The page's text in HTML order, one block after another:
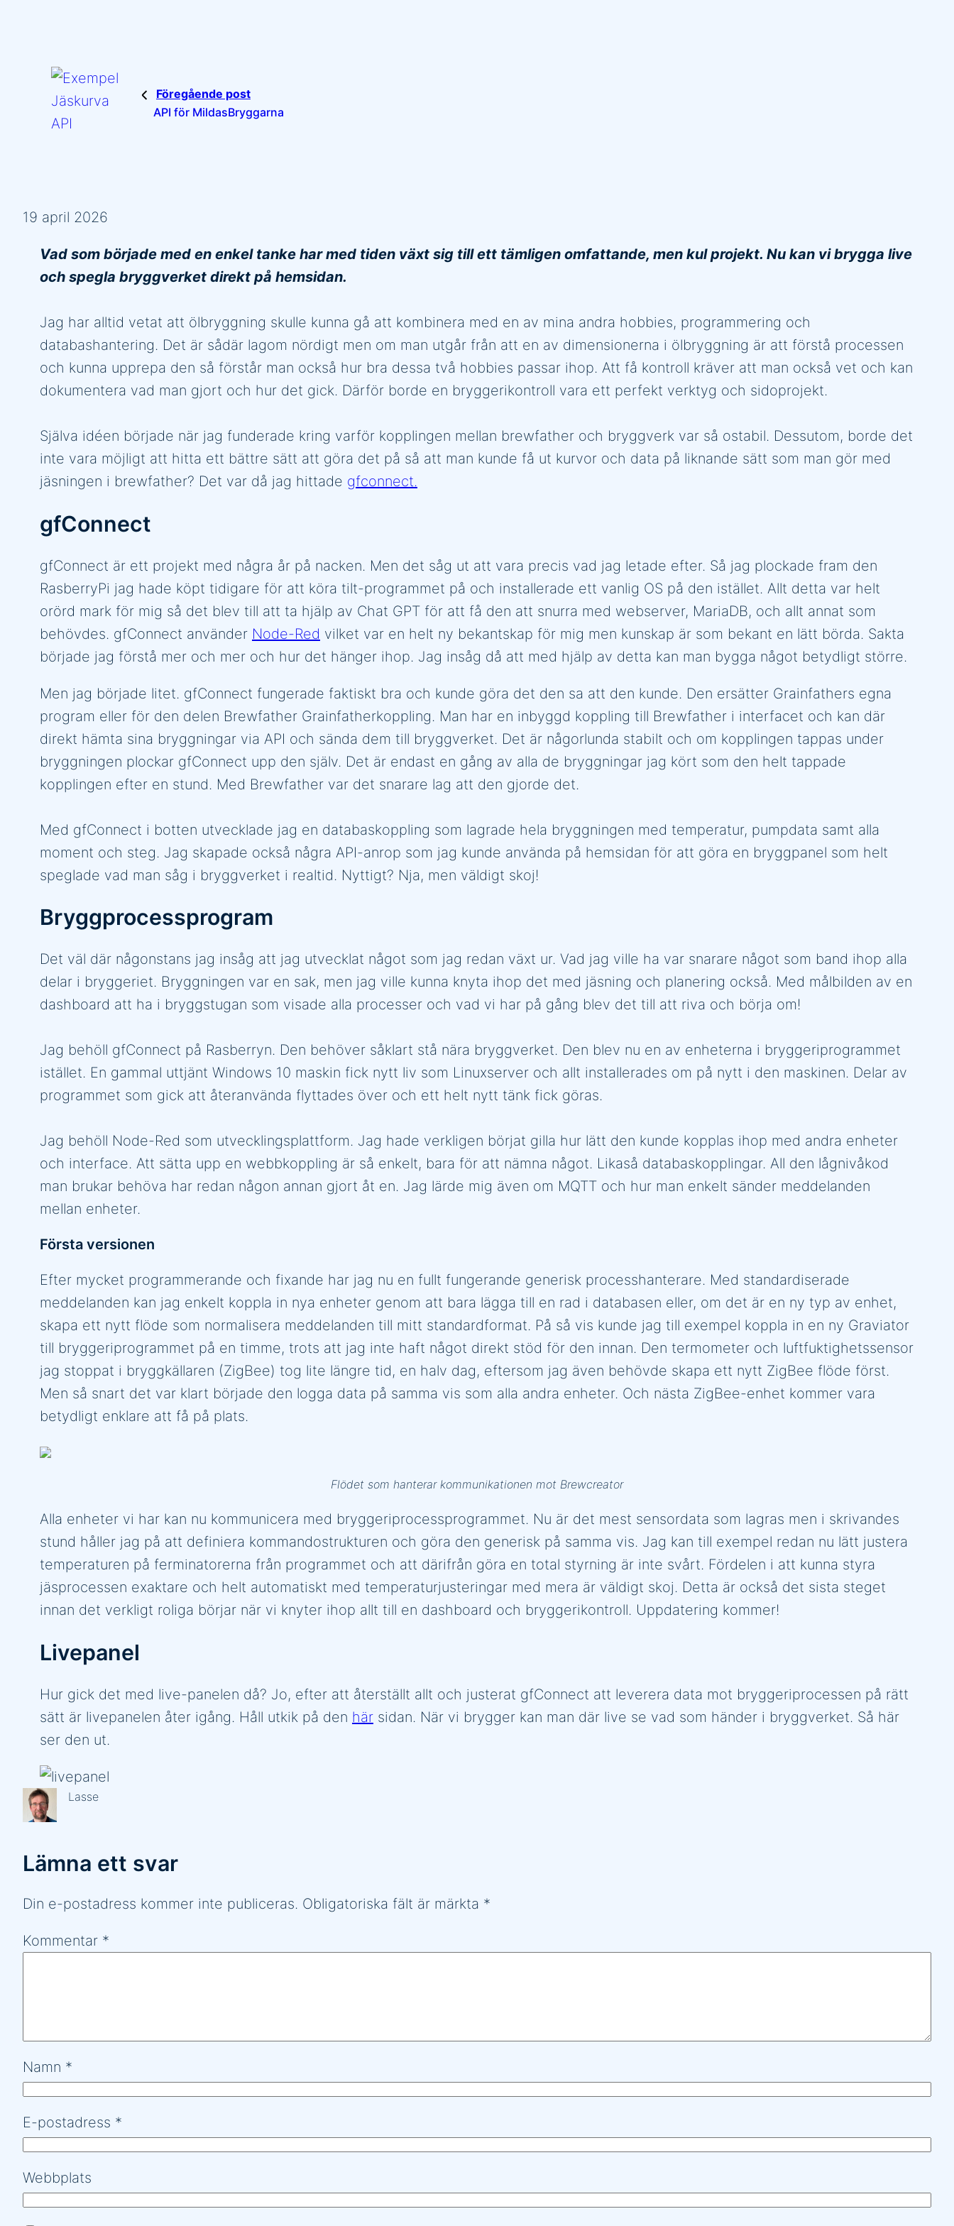
Föregående post
API för MildasBryggarna
19 april 2026
Vad som började med en enkel tanke har med tiden växt sig till ett tämligen omfattande, men kul projekt. Nu kan vi brygga live
och spegla bryggverket direkt på hemsidan.
Jag har alltid vetat att ölbryggning skulle kunna gå att kombinera med en av mina andra hobbies, programmering och
databashantering. Det är sådär lagom nördigt men om man utgår från att en av dimensionerna i ölbryggning är att förstå processen
och kunna upprepa den så förstår man också hur bra dessa två hobbies passar ihop. Att få kontroll kräver att man också vet och kan
dokumentera vad man gjort och hur det gick. Därför borde en bryggerikontroll vara ett perfekt verktyg och sidoprojekt.
Själva idéen började när jag funderade kring varför kopplingen mellan brewfather och bryggverk var så ostabil. Dessutom, borde det
inte vara möjligt att hitta ett bättre sätt att göra det på så att man kunde få ut kurvor och data på liknande sätt som man gör med
jäsningen i brewfather? Det var då jag hittade gfconnect.
gfConnect
gfConnect är ett projekt med några år på nacken. Men det såg ut att vara precis vad jag letade efter. Så jag plockade fram den
RasberryPi jag hade köpt tidigare för att köra tilt-programmet på och installerade ett vanlig OS på den istället. Allt detta var helt
orörd mark för mig så det blev till att ta hjälp av Chat GPT för att få den att snurra med webserver, MariaDB, och allt annat som
behövdes. gfConnect använder Node-Red vilket var en helt ny bekantskap för mig men kunskap är som bekant en lätt börda. Sakta
började jag förstå mer och mer och hur det hänger ihop. Jag insåg då att med hjälp av detta kan man bygga något betydligt större.
Men jag började litet. gfConnect fungerade faktiskt bra och kunde göra det den sa att den kunde. Den ersätter Grainfathers egna
program eller för den delen Brewfather Grainfatherkoppling. Man har en inbyggd koppling till Brewfather i interfacet och kan där
direkt hämta sina bryggningar via API och sända dem till bryggverket. Det är någorlunda stabilt och om kopplingen tappas under
bryggningen plockar gfConnect upp den själv. Det är endast en gång av alla de bryggningar jag kört som den helt tappade
kopplingen efter en stund. Med Brewfather var det snarare lag att den gjorde det.
Med gfConnect i botten utvecklade jag en databaskoppling som lagrade hela bryggningen med temperatur, pumpdata samt alla
moment och steg. Jag skapade också några API-anrop som jag kunde använda på hemsidan för att göra en bryggpanel som helt
speglade vad man såg i bryggverket i realtid. Nyttigt? Nja, men väldigt skoj!
Bryggprocessprogram
Det väl där någonstans jag insåg att jag utvecklat något som jag redan växt ur. Vad jag ville ha var snarare något som band ihop alla
delar i bryggeriet. Bryggningen var en sak, men jag ville kunna knyta ihop det med jäsning och planering också. Med målbilden av en
dashboard att ha i bryggstugan som visade alla processer och vad vi har på gång blev det till att riva och börja om!
Jag behöll gfConnect på Rasberryn. Den behöver såklart stå nära bryggverket. Den blev nu en av enheterna i bryggeriprogrammet
istället. En gammal uttjänt Windows 10 maskin fick nytt liv som Linuxserver och allt installerades om på nytt i den maskinen. Delar av
programmet som gick att återanvända flyttades över och ett helt nytt tänk fick göras.
Jag behöll Node-Red som utvecklingsplattform. Jag hade verkligen börjat gilla hur lätt den kunde kopplas ihop med andra enheter
och interface. Att sätta upp en webbkoppling är så enkelt, bara för att nämna något. Likaså databaskopplingar. All den lågnivåkod
man brukar behöva har redan någon annan gjort åt en. Jag lärde mig även om MQTT och hur man enkelt sänder meddelanden
mellan enheter.
Första versionen
Efter mycket programmerande och fixande har jag nu en fullt fungerande generisk processhanterare. Med standardiserade
meddelanden kan jag enkelt koppla in nya enheter genom att bara lägga till en rad i databasen eller, om det är en ny typ av enhet,
skapa ett nytt flöde som normalisera meddelanden till mitt standardformat. På så vis kunde jag till exempel koppla in en ny Graviator
till bryggeriprogrammet på en timme, trots att jag inte haft något direkt stöd för den innan. Den termometer och luftfuktighetssensor
jag stoppat i bryggkällaren (ZigBee) tog lite längre tid, en halv dag, eftersom jag även behövde skapa ett nytt ZigBee flöde först.
Men så snart det var klart började den logga data på samma vis som alla andra enheter. Och nästa ZigBee-enhet kommer vara
betydligt enklare att få på plats.
Flödet som hanterar kommunikationen mot Brewcreator
Alla enheter vi har kan nu kommunicera med bryggeriprocessprogrammet. Nu är det mest sensordata som lagras men i skrivandes
stund håller jag på att definiera kommandostrukturen och göra den generisk på samma vis. Jag kan till exempel redan nu lätt justera
temperaturen på ferminatorerna från programmet och att därifrån göra en total styrning är inte svårt. Fördelen i att kunna styra
jäsprocessen exaktare och helt automatiskt med temperaturjusteringar med mera är väldigt skoj. Detta är också det sista steget
innan det verkligt roliga börjar när vi knyter ihop allt till en dashboard och bryggerikontroll. Uppdatering kommer!
Livepanel
Hur gick det med live-panelen då? Jo, efter att återställt allt och justerat gfConnect att leverera data mot bryggeriprocessen på rätt
sätt är livepanelen åter igång. Håll utkik på den här sidan. När vi brygger kan man där live se vad som händer i bryggverket. Så här
ser den ut.
Lasse
Lämna ett svar
Din e-postadress kommer inte publiceras. Obligatoriska fält är märkta *
Kommentar *
Namn *
E-postadress *
Webbplats